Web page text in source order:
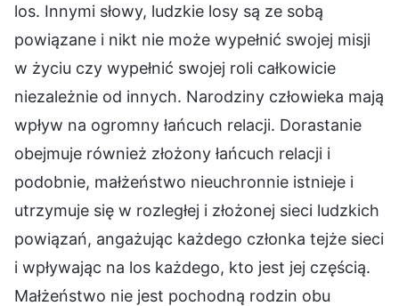
los. Innymi słowy, ludzkie losy są ze sobą
powiązane i nikt nie może wypełnić swojej misji
w życiu czy wypełnić swojej roli całkowicie
niezależnie od innych. Narodziny człowieka mają
wpływ na ogromny łańcuch relacji. Dorastanie
obejmuje również złożony łańcuch relacji i
podobnie, małżeństwo nieuchronnie istnieje i
utrzymuje się w rozległej i złożonej sieci ludzkich
powiązań, angażując każdego członka tejże sieci
i wpływając na los każdego, kto jest jej częścią.
Małżeństwo nie jest pochodną rodzin obu